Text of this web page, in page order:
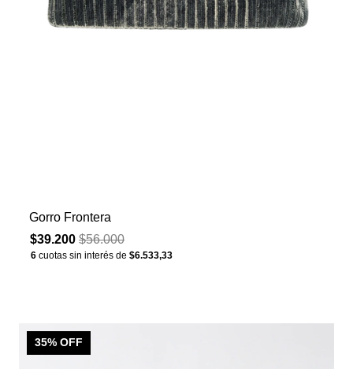
Gorro Frontera
$39.200 $56.000
6 cuotas sin interés de $6.533,33
35% OFF